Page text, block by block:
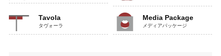
Tavola
タヴォーラ
Media Package
メディアパッケージ